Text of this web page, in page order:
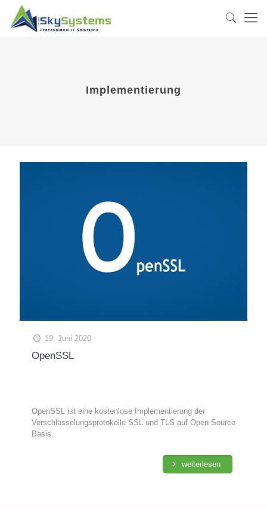
Implementierung
19. Juni 2020
OpenSSL
OpenSSL ist eine kostenlose Implementierung der
Verschlüsselungsprotokolle SSL und TLS auf Open Source
Basis.
weiterlesen